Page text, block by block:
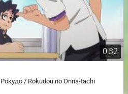
0:32
/ Rokudou no Onna-tachi